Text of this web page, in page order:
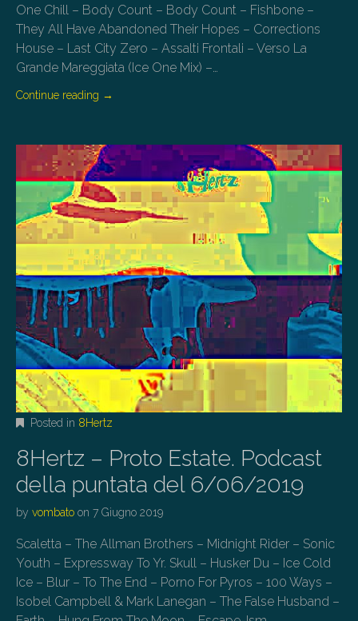
One Chill – Body Count – Body Count – Fishbone –
They All Have Abandoned Their Hopes – Corrections
House – Last City Zero – Assalti Frontali – Verso La
Grande Mareggiata (Ice One Mix) –…
Continue reading →
Posted in 8Hertz
8Hertz – Proto Estate. Podcast
della puntata del 6/06/2019
by vombato on 7 Giugno 2019
Scaletta – The Allman Brothers – Midnight Rider – Sonic
Youth – Expressway To Yr. Skull – Husker Du – Ice Cold
Ice – Blur – To The End – Porno For Pyros – 100 Ways –
Isobel Campbell & Mark Lanegan – The False Husband –